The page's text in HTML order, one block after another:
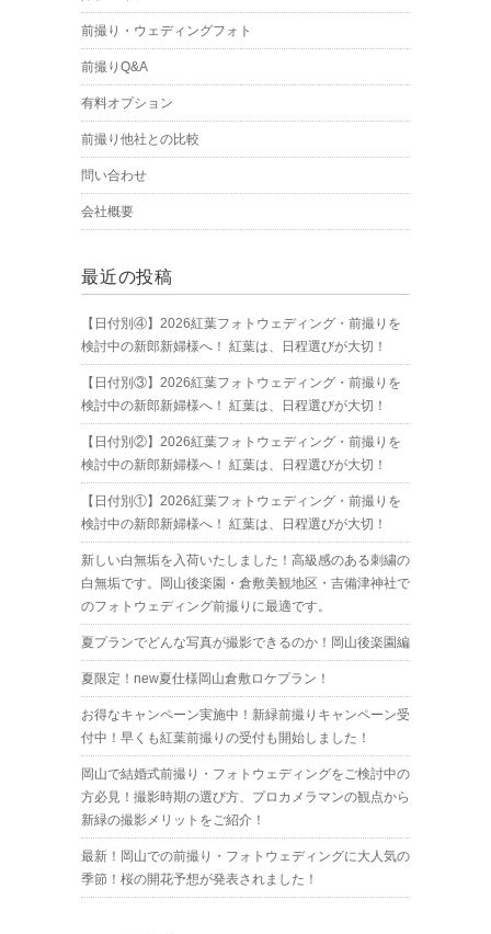
前撮り・ウェディングフォト
前撮りQ&A
有料オプション
前撮り他社との比較
問い合わせ
会社概要
最近の投稿
【日付別④】2026紅葉フォトウェディング・前撮りを
検討中の新郎新婦様へ！ 紅葉は、日程選びが大切！
【日付別③】2026紅葉フォトウェディング・前撮りを
検討中の新郎新婦様へ！ 紅葉は、日程選びが大切！
【日付別②】2026紅葉フォトウェディング・前撮りを
検討中の新郎新婦様へ！ 紅葉は、日程選びが大切！
【日付別①】2026紅葉フォトウェディング・前撮りを
検討中の新郎新婦様へ！ 紅葉は、日程選びが大切！
新しい白無垢を入荷いたしました！高級感のある刺繍の
白無垢です。岡山後楽園・倉敷美観地区・吉備津神社で
のフォトウェディング前撮りに最適です。
夏プランでどんな写真が撮影できるのか！岡山後楽園編
夏限定！new夏仕様岡山倉敷ロケプラン！
お得なキャンペーン実施中！新緑前撮りキャンペーン受
付中！早くも紅葉前撮りの受付も開始しました！
岡山で結婚式前撮り・フォトウェディングをご検討中の
方必見！撮影時期の選び方、プロカメラマンの観点から
新緑の撮影メリットをご紹介！
最新！岡山での前撮り・フォトウェディングに大人気の
季節！桜の開花予想が発表されました！